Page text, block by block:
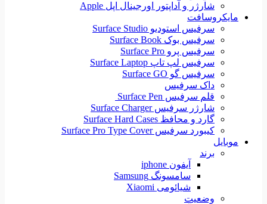
شارژر و آداپتور اورجینال اپل Apple
مایکروسافت
سرفیس استودیو Surface Studio
سرفیس بوک Surface Book
سرفیس پرو Surface Pro
سرفیس لپ تاپ Surface Laptop
سرفیس گو Surface GO
داک سرفیس
قلم سرفیس Surface Pen
شارژر سرفیس Surface Charger
گارد و محافظ Surface Hard Cases
کیبورد سرفیس Surface Pro Type Cover
موبایل
برند
آیفون iphone
سامسونگ Samsung
شیائومی Xiaomi
وضعیت